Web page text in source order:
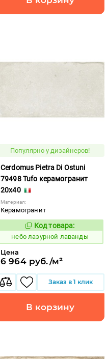
Популярно у дизайнеров!
Cerdomus Pietra Di Ostuni
79498 Tufo керамогранит
20x40
Материал:
Керамогранит
1114541
Код товара:
небо лазурной лаванды
Цена
6 964 руб./м²
Заказ в 1 клик
В корзину